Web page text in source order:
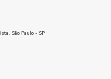
São Paulo - SP